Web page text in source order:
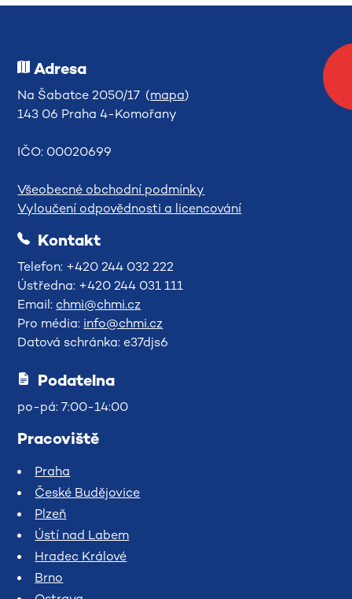
Adresa
Na Šabatce 2050/17 (mapa)
143 06 Praha 4-Komořany
IČO: 00020699
Všeobecné obchodní podmínky
Vyloučení odpovědnosti a licencování
Kontakt
Telefon: +420 244 032 222
Ústředna: +420 244 031 111
Email: chmi@chmi.cz
Pro média: info@chmi.cz
Datová schránka: e37djs6
Podatelna
po-pá: 7:00-14:00
Pracoviště
Praha
České Budějovice
Plzeň
Ústí nad Labem
Hradec Králové
Brno